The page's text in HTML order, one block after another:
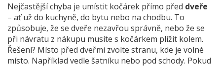
Nejčastější chyba je umístit kočárek přímo před dveře
– ať už do kuchyně, do bytu nebo na chodbu. To
způsobuje, že se dveře nezavřou správně, nebo že se
při návratu z nákupu musíte s kočárkem plížit kolem.
Řešení? Místo před dveřmi zvolte stranu, kde je volné
místo. Například vedle šatníku nebo pod schody. Pokud